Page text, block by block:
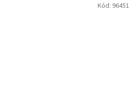
Kód: 96451